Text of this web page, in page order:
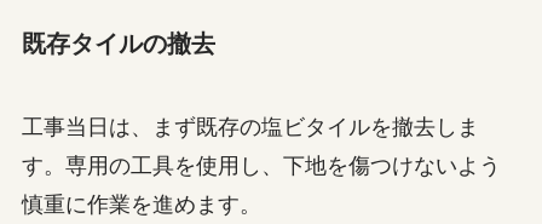
既存タイルの撤去
工事当日は、まず既存の塩ビタイルを撤去しま
す。専用の工具を使用し、下地を傷つけないよう
慎重に作業を進めます。